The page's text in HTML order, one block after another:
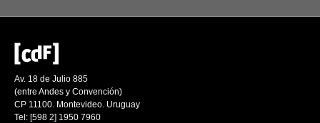
Av. 18 de Julio 885
(entre Andes y Convención)
CP 11100. Montevideo. Uruguay
Tel: [598 2] 1950 7960